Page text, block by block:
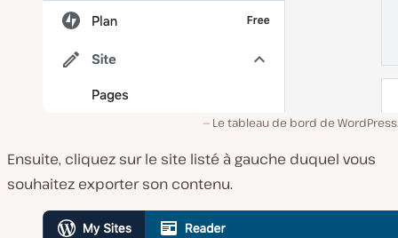
Le tableau de bord de
Ensuite, cliquez sur le site listé à gauche duquel vous
souhaitez exporter son contenu.